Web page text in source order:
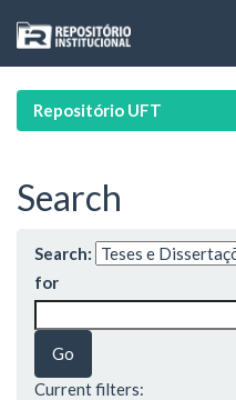
navigation
Repositório UFT
Search
Search:
for
Current filters: